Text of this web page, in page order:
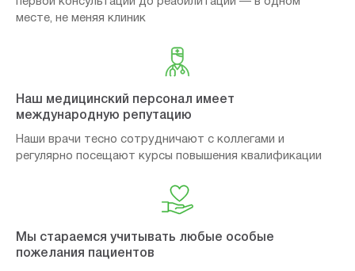
месте, не меняя клиник
Наш медицинский персонал имеет
международную репутацию
Наши врачи тесно сотрудничают с коллегами и
регулярно посещают курсы повышения квалификации
Мы стараемся учитывать любые особые
пожелания пациентов